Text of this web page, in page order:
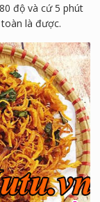
độ và cứ 5 phút
là được.